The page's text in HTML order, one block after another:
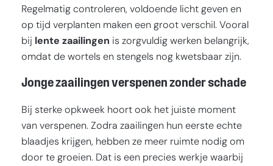
Regelmatig controleren, voldoende licht geven en
op tijd verplanten maken een groot verschil. Vooral
bij lente zaailingen is zorgvuldig werken belangrijk,
omdat de wortels en stengels nog kwetsbaar zijn.
Jonge zaailingen verspenen zonder schade
Bij sterke opkweek hoort ook het juiste moment
van verspenen. Zodra zaailingen hun eerste echte
blaadjes krijgen, hebben ze meer ruimte nodig om
door te groeien. Dat is een precies werkje waarbij